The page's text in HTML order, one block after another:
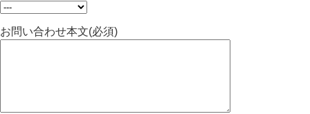
お問い合わせ本文(必須)